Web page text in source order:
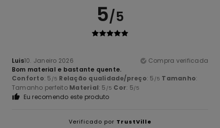
5/5
Luis10. Janeiro 2026
Compra verificada
Bom material e bastante quente.
Conforto: 5 /5 Relação qualidade/preço: 5 /5 Tamanho:
Tamanho perfeito Material: 5 /5 Cor: 5/5
Eu recomendo este produto
Verificado por TrustVille